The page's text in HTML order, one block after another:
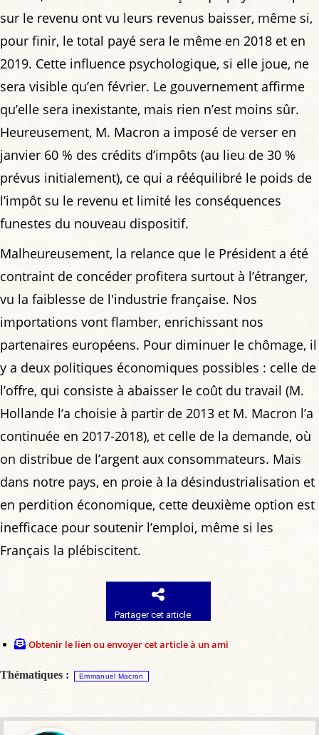
sur le revenu ont vu leurs revenus baisser, même si,
pour finir, le total payé sera le même en 2018 et en
2019. Cette influence psychologique, si elle joue, ne
sera visible qu’en février. Le gouvernement affirme
qu’elle sera inexistante, mais rien n’est moins sûr.
Heureusement, M. Macron a imposé de verser en
janvier 60 % des crédits d’impôts (au lieu de 30 %
prévus initialement), ce qui a rééquilibré le poids de
l’impôt su le revenu et limité les conséquences
funestes du nouveau dispositif.
Malheureusement, la relance que le Président a été
contraint de concéder profitera surtout à l’étranger,
vu la faiblesse de l'industrie française. Nos
importations vont flamber, enrichissant nos
partenaires européens. Pour diminuer le chômage, il
y a deux politiques économiques possibles : celle de
l’offre, qui consiste à abaisser le coût du travail (M.
Hollande l’a choisie à partir de 2013 et M. Macron l’a
continuée en 2017-2018), et celle de la demande, où
on distribue de l’argent aux consommateurs. Mais
dans notre pays, en proie à la désindustrialisation et
en perdition économique, cette deuxième option est
inefficace pour soutenir l’emploi, même si les
Français la plébiscitent.
Partager cet article
Obtenir le lien ou envoyer cet article à un ami
Thématiques : Emmanuel Macron